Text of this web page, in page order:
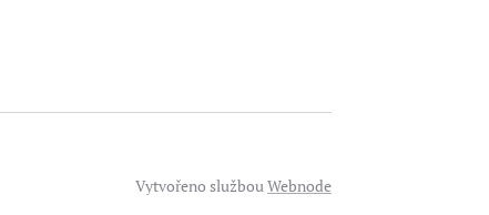
Vytvořeno službouWebnode